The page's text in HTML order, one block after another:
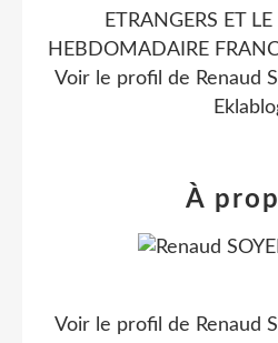
ETRANGERS ET
HEBDOMADAIRE
Voir le profil de Renaud
À
Voir le profil de Renaud